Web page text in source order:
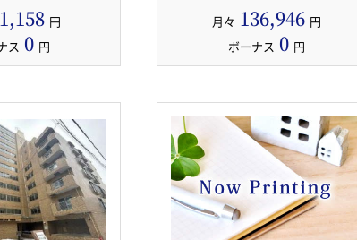
円
ス 0 円
月々 136,946 円
ボーナス 0 円